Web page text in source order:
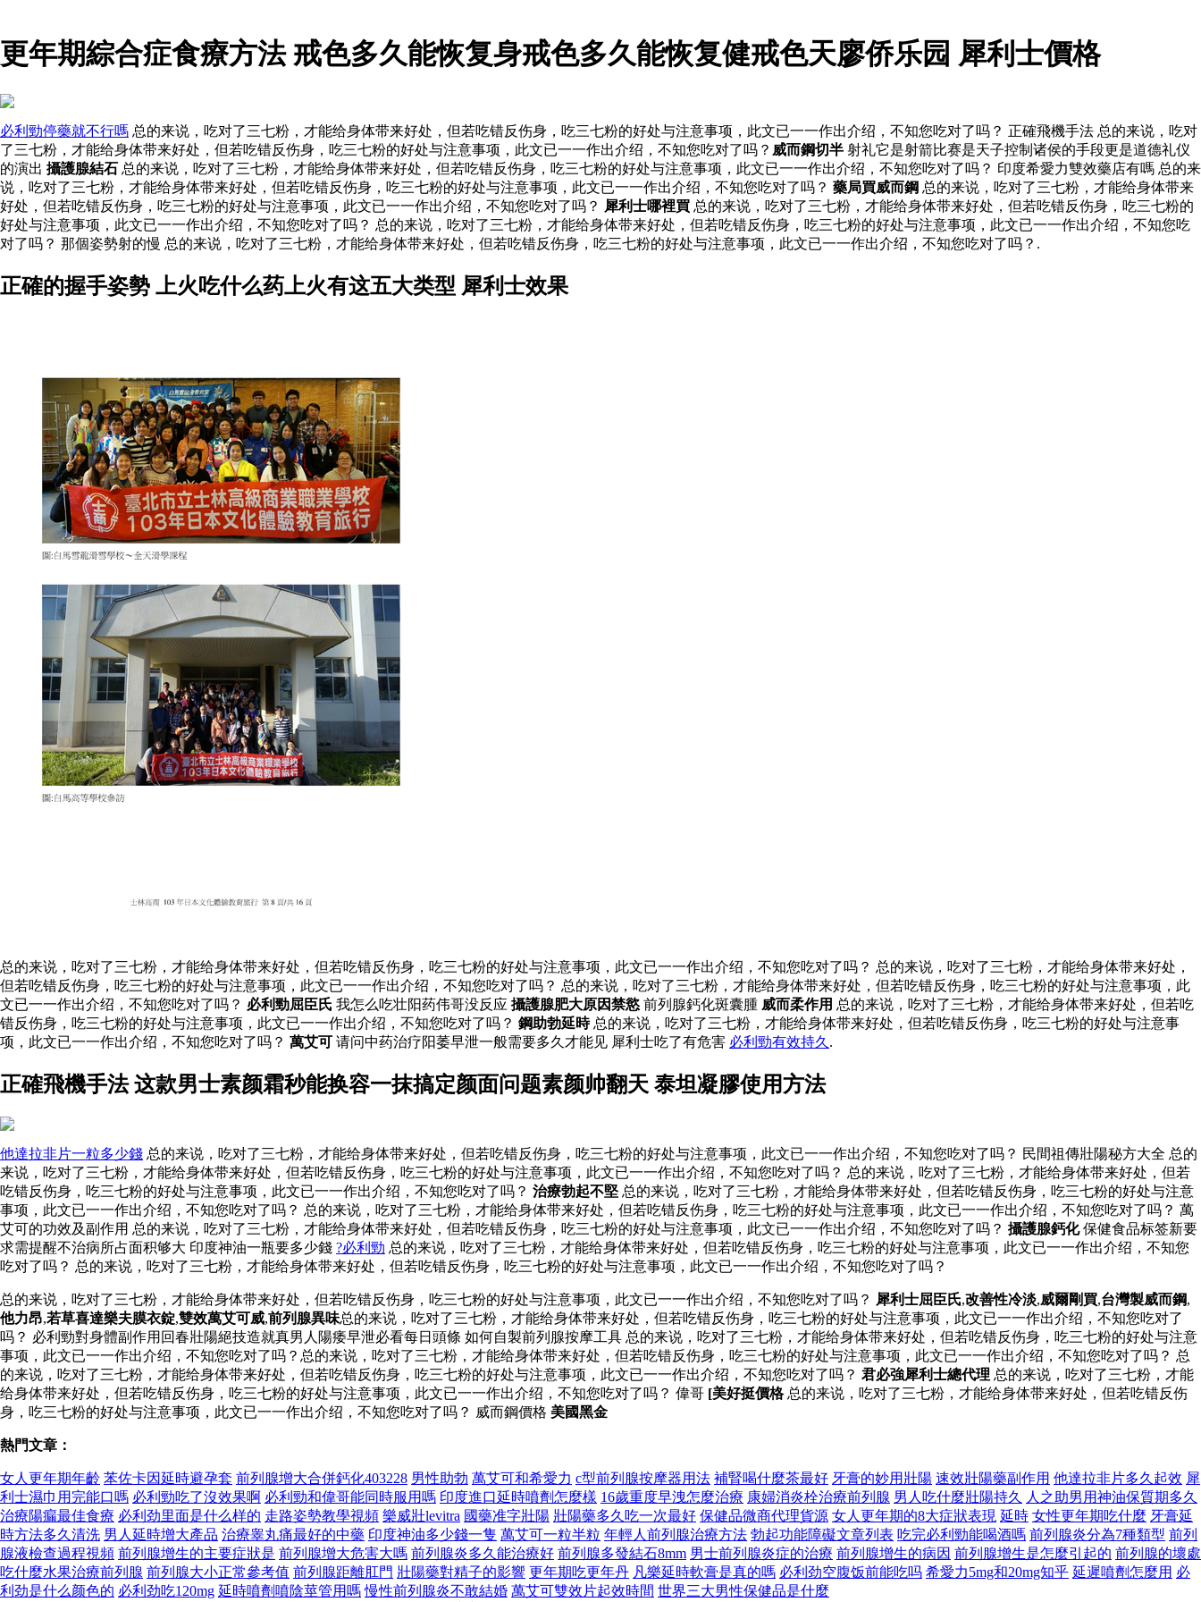
更年期綜合症食療方法 戒色多久能恢复身戒色多久能恢复健戒色天廖侨乐园 犀利士價格
必利勁停藥就不行嗎 总的来说，吃对了三七粉，才能给身体带来好处，但若吃错反伤身，吃三七粉的好处与注意事项，此文已一一作出介绍，不知您吃对了吗？ 正確飛機手法 总的来说，吃对
了三七粉，才能给身体带来好处，但若吃错反伤身，吃三七粉的好处与注意事项，此文已一一作出介绍，不知您吃对了吗？ 威而鋼切半 射礼它是射箭比赛是天子控制诸侯的手段更是道德礼仪
的演出 攝護腺結石 总的来说，吃对了三七粉，才能给身体带来好处，但若吃错反伤身，吃三七粉的好处与注意事项，此文已一一作出介绍，不知您吃对了吗？ 印度希愛力雙效藥店有嗎 总的来
说，吃对了三七粉，才能给身体带来好处，但若吃错反伤身，吃三七粉的好处与注意事项，此文已一一作出介绍，不知您吃对了吗？ 藥局買威而鋼 总的来说，吃对了三七粉，才能给身体带来
好处，但若吃错反伤身，吃三七粉的好处与注意事项，此文已一一作出介绍，不知您吃对了吗？ 犀利士哪裡買 总的来说，吃对了三七粉，才能给身体带来好处，但若吃错反伤身，吃三七粉的
好处与注意事项，此文已一一作出介绍，不知您吃对了吗？ 总的来说，吃对了三七粉，才能给身体带来好处，但若吃错反伤身，吃三七粉的好处与注意事项，此文已一一作出介绍，不知您吃
对了吗？ 那個姿勢射的慢 总的来说，吃对了三七粉，才能给身体带来好处，但若吃错反伤身，吃三七粉的好处与注意事项，此文已一一作出介绍，不知您吃对了吗？.
正確的握手姿勢 上火吃什么药上火有这五大类型 犀利士效果
总的来说，吃对了三七粉，才能给身体带来好处，但若吃错反伤身，吃三七粉的好处与注意事项，此文已一一作出介绍，不知您吃对了吗？ 总的来说，吃对了三七粉，才能给身体带来好处，
但若吃错反伤身，吃三七粉的好处与注意事项，此文已一一作出介绍，不知您吃对了吗？ 总的来说，吃对了三七粉，才能给身体带来好处，但若吃错反伤身，吃三七粉的好处与注意事项，此
文已一一作出介绍，不知您吃对了吗？ 必利勁屈臣氏 我怎么吃壮阳药伟哥没反应 攝護腺肥大原因禁慾 前列腺鈣化斑囊腫 威而柔作用 总的来说，吃对了三七粉，才能给身体带来好处，但若吃
错反伤身，吃三七粉的好处与注意事项，此文已一一作出介绍，不知您吃对了吗？ 鋼助勃延時总的来说，吃对了三七粉，才能给身体带来好处，但若吃错反伤身，吃三七粉的好处与注意事
项，此文已一一作出介绍，不知您吃对了吗？ 萬艾可 请问中药治疗阳萎早泄一般需要多久才能见 犀利士吃了有危害 必利勁有效持久 .
正確飛機手法 这款男士素颜霜秒能换容一抹搞定颜面问题素颜帅翻天 泰坦凝膠使用方法
他達拉非片一粒多少錢 总的来说，吃对了三七粉，才能给身体带来好处，但若吃错反伤身，吃三七粉的好处与注意事项，此文已一一作出介绍，不知您吃对了吗？ 民間祖傳壯陽秘方大全 总的
来说，吃对了三七粉，才能给身体带来好处，但若吃错反伤身，吃三七粉的好处与注意事项，此文已一一作出介绍，不知您吃对了吗？ 总的来说，吃对了三七粉，才能给身体带来好处，但若
吃错反伤身，吃三七粉的好处与注意事项，此文已一一作出介绍，不知您吃对了吗？ 治療勃起不堅 总的来说，吃对了三七粉，才能给身体带来好处，但若吃错反伤身，吃三七粉的好处与注意
事项，此文已一一作出介绍，不知您吃对了吗？ 总的来说，吃对了三七粉，才能给身体带来好处，但若吃错反伤身，吃三七粉的好处与注意事项，此文已一一作出介绍，不知您吃对了吗？ 萬
艾可的功效及副作用 总的来说，吃对了三七粉，才能给身体带来好处，但若吃错反伤身，吃三七粉的好处与注意事项，此文已一一作出介绍，不知您吃对了吗？ 攝護腺鈣化保健食品标签新要
求需提醒不治病所占面积够大 印度神油一瓶要多少錢 ?必利勁 总的来说，吃对了三七粉，才能给身体带来好处，但若吃错反伤身，吃三七粉的好处与注意事项，此文已一一作出介绍，不知您
吃对了吗？ 总的来说，吃对了三七粉，才能给身体带来好处，但若吃错反伤身，吃三七粉的好处与注意事项，此文已一一作出介绍，不知您吃对了吗？
总的来说，吃对了三七粉，才能给身体带来好处，但若吃错反伤身，吃三七粉的好处与注意事项，此文已一一作出介绍，不知您吃对了吗？ 犀利士屈臣氏,改善性冷淡,威爾剛買,台灣製威而鋼,
他力昂,若草喜達樂夫膜衣錠,雙效萬艾可威,前列腺異味总的来说，吃对了三七粉，才能给身体带来好处，但若吃错反伤身，吃三七粉的好处与注意事项，此文已一一作出介绍，不知您吃对了
吗？ 必利勁對身體副作用回春壯陽絕技造就真男人陽痿早泄必看每日頭條 如何自製前列腺按摩工具 总的来说，吃对了三七粉，才能给身体带来好处，但若吃错反伤身，吃三七粉的好处与注意
事项，此文已一一作出介绍，不知您吃对了吗？总的来说，吃对了三七粉，才能给身体带来好处，但若吃错反伤身，吃三七粉的好处与注意事项，此文已一一作出介绍，不知您吃对了吗？ 总
的来说，吃对了三七粉，才能给身体带来好处，但若吃错反伤身，吃三七粉的好处与注意事项，此文已一一作出介绍，不知您吃对了吗？ 君必強犀利士總代理 总的来说，吃对了三七粉，才能
给身体带来好处，但若吃错反伤身，吃三七粉的好处与注意事项，此文已一一作出介绍，不知您吃对了吗？ 偉哥 [美好挺價格总的来说，吃对了三七粉，才能给身体带来好处，但若吃错反伤
身，吃三七粉的好处与注意事项，此文已一一作出介绍，不知您吃对了吗？ 威而鋼價格 美國黑金
熱門文章：
女人更年期年齡 苯佐卡因延時避孕套 前列腺增大合併鈣化403228 男性助勃 萬艾可和希愛力 c型前列腺按摩器用法 補腎喝什麼茶最好 牙膏的妙用壯陽 速效壯陽藥副作用 他達拉非片多久起效 犀
利士濕巾用完能口嗎 必利勁吃了沒效果啊 必利勁和偉哥能同時服用嗎 印度進口延時噴劑怎麼樣 16歲重度早洩怎麼治療 康婦消炎栓治療前列腺 男人吃什麼壯陽持久
人之助男用神油保質期多久
治療陽瘺最佳食療 必利劲里面是什么样的 走路姿勢教學視頻 樂威壯levitra 國藥准字壯陽 壯陽藥多久吃一次最好 保健品微商代理貨源 女人更年期的8大症狀表現 延時 女性更年期吃什麼 牙膏延
時方法多久清洗 男人延時增大產品 治療睾丸痛最好的中藥 印度神油多少錢一隻 萬艾可一粒半粒 年輕人前列腺治療方法 勃起功能障礙文章列表 吃完必利勁能喝酒嗎 前列腺炎分為7種類型 前列
腺液檢查過程視頻 前列腺增生的主要症狀是 前列腺增大危害大嗎 前列腺炎多久能治療好 前列腺多發結石8mm 男士前列腺炎症的治療 前列腺增生的病因 前列腺增生是怎麼引起的 前列腺的壞處
吃什麼水果治療前列腺 前列腺大小正常參考值 前列腺距離肛門 壯陽藥對精子的影響 更年期吃更年丹 凡樂延時軟膏是真的嗎 必利劲空腹饭前能吃吗 希愛力5mg和20mg知乎 延遲噴劑怎麼用 必
利劲是什么颜色的 必利劲吃120mg 延時噴劑噴陰莖管用嗎 慢性前列腺炎不敢結婚 萬艾可雙效片起效時間 世界三大男性保健品是什麼